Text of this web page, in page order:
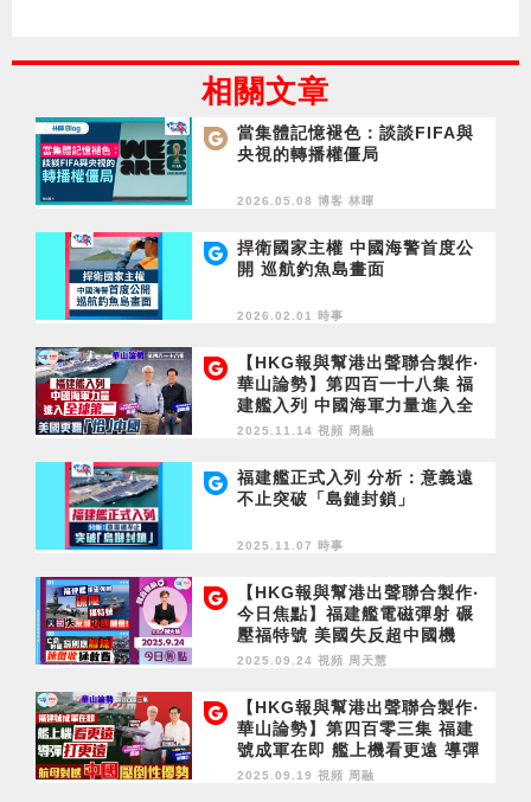
相關文章
當集體記憶褪色：談談FIFA與
央視的轉播權僵局
2026.05.08 博客 林暉
捍衛國家主權 中國海警首度公
開 巡航釣魚島畫面
2026.02.01 時事
【HKG報與幫港出聲聯合製作‧
華山論勢】第四百一十八集 福
建艦入列 中國海軍力量進入全
球第二 美國更難「恰」中國
2025.11.14 視頻 周融
福建艦正式入列 分析：意義遠
不止突破「島鏈封鎖」
2025.11.07 時事
【HKG報與幫港出聲聯合製作‧
今日焦點】福建艦電磁彈射 碾
壓福特號 美國失反超中國機
會！亡命追風 罰則應加辣 速徵
2025.09.24 視頻 周天慧
【HKG報與幫港出聲聯合製作‧
華山論勢】第四百零三集 福建
號成軍在即 艦上機看更遠 導彈
打更遠 航母對撼 中國壓倒性優
2025.09.19 視頻 周融